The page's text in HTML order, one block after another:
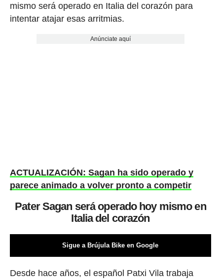
mismo será operado en Italia del corazón para
intentar atajar esas arritmias.
Anúnciate aquí
ACTUALIZACIÓN: Sagan ha sido operado y
parece animado a volver pronto a competir
Pater Sagan será operado hoy mismo en
Italia del corazón
Sigue a Brújula Bike en Google
Desde hace años, el español Patxi Vila trabaja